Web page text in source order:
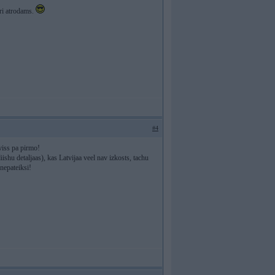
atrodams.
#4
pa pirmo!
detaljaas), kas Latvijaa veel nav izkosts, tachu